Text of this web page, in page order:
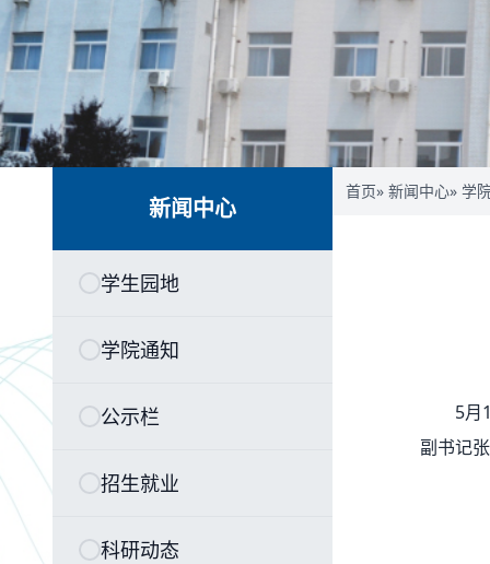
新闻中心
学生园地
学院通知
公示栏
招生就业
科研动态
首页» 新闻中心» 学
5月
副书记